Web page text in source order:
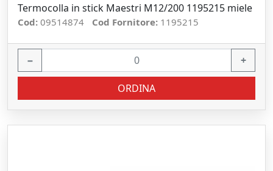
Termocolla in stick Maestri M12/200 1195215 miele
Cod: 09514874 Cod Fornitore: 1195215
− +
ORDINA